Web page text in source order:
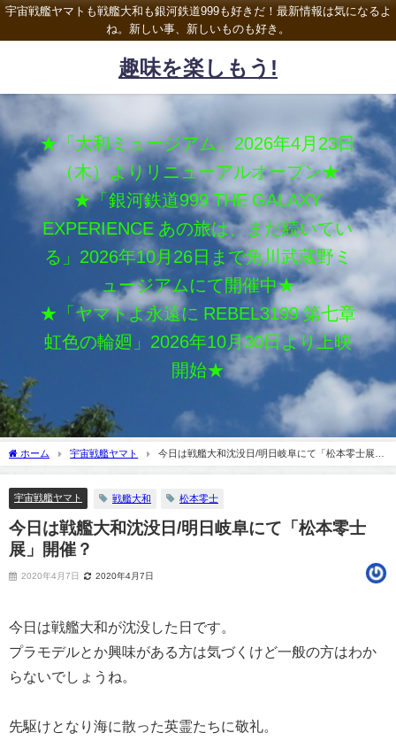
宇宙戦艦ヤマトも戦艦大和も銀河鉄道999も好きだ！最新情報は気になるよ
ね。新しい事、新しいものも好き。
趣味を楽しもう!
★「大和ミュージアム」2026年4月23日
（木）よりリニューアルオープン★
★「銀河鉄道999 THE GALAXY
EXPERIENCE あの旅は、まだ続いてい
る」2026年10月26日まで角川武蔵野ミ
ュージアムにて開催中★
★「ヤマトよ永遠に REBEL3199 第七章
虹色の輪廻」2026年10月30日より上映
開始★
ホーム 宇宙戦艦ヤマト
今日は戦艦大和沈没日/明日岐阜にて「松本零士展」
宇宙戦艦ヤマト 戦艦大和 松本零士
今日は戦艦大和沈没日/明日岐阜にて「松本零士
展」開催？
2020年4月7日 2020年4月7日
今日は戦艦大和が沈没した日です。
プラモデルとか興味がある方は気づくけど一般の方はわか
らないでしょうね。
先駆けとなり海に散った英霊たちに敬礼。